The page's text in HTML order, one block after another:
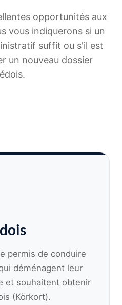
opportunités aux
vous indiquerons si un
suffit ou s'il est
un nouveau dossier
permis de conduire
déménagent leur
et souhaitent obtenir
(Körkort).